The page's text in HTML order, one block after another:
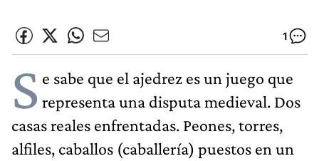
1
S e sabe que el ajedrez es un juego que
representa una disputa medieval. Dos
casas reales enfrentadas. Peones, torres,
alfiles, caballos (caballería) puestos en un